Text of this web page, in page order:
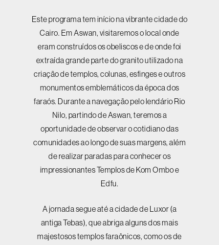
Este programa tem início na vibrante cidade do
Cairo. Em Aswan, visitaremos o local onde
eram construídos os obeliscos e de onde foi
extraída grande parte do granito utilizado na
criação de templos, colunas, esfinges e outros
monumentos emblemáticos da época dos
faraós. Durante a navegação pelo lendário Rio
Nilo, partindo de Aswan, teremos a
oportunidade de observar o cotidiano das
comunidades ao longo de suas margens, além
de realizar paradas para conhecer os
impressionantes Templos de Kom Ombo e
Edfu.
A jornada segue até a cidade de Luxor (a
antiga Tebas), que abriga alguns dos mais
majestosos templos faraônicos, como os de